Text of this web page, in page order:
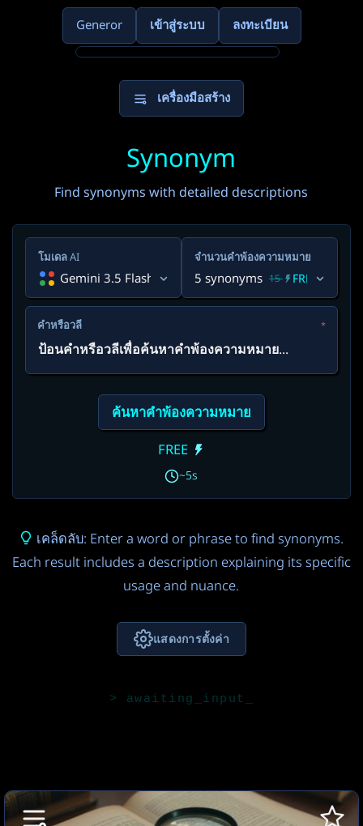
Generor เข้าสู่ระบบ ลงทะเบียน
เครื่องมือสร้าง
Synonym
Find synonyms with detailed descriptions
โมเดล AI
Gemini 3.5 Flash 3 FREE
จำนวนคำพ้องความหมาย
5 synonyms 15 FREE
คำหรือวลี *
ค้นหาคำพ้องความหมาย
FREE
~5s
เคล็ดลับ: Enter a word or phrase to find synonyms.
Each result includes a description explaining its specific
usage and nuance.
แสดงการตั้งค่า
โหมดความเป็นส่วนตัว
อัตโนมัติ (ภาษาที่ป้อน)